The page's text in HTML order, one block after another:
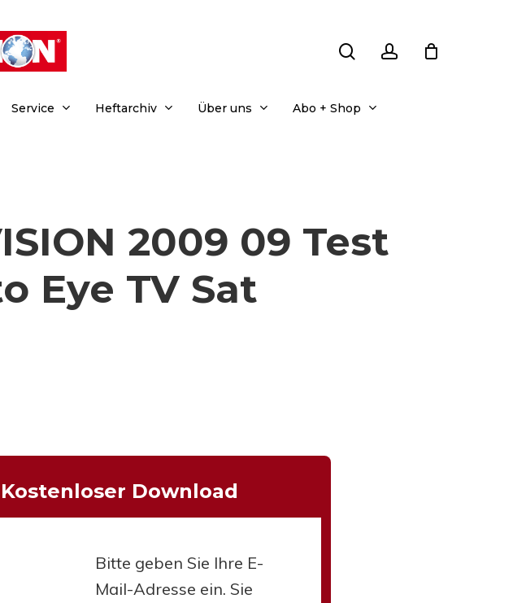
Service Heftarchiv Über uns Abo + Shop
2009 09 Test
Eye TV Sat
Kostenloser Download
Bitte geben Sie Ihre E-
Mail-Adresse ein. Sie